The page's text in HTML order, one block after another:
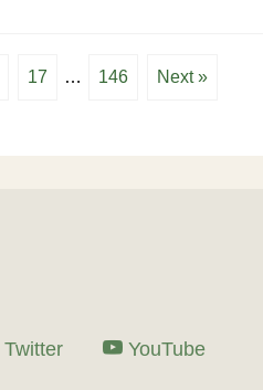
17 … 146 Next »
Twitter YouTube